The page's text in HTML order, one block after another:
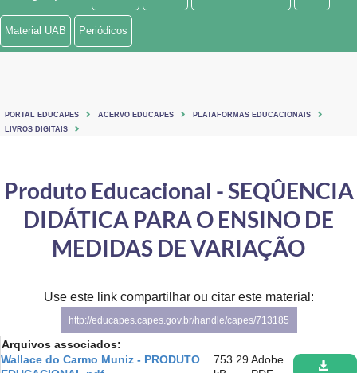
Ministério de Minas e Energia
Ministério do Turismo
Controladoria-Geral da União
Secretaria de Governo
Gabinete de Segurança Institucional
Material UAB Periódicos
PORTAL EDUCAPES ACERVO EDUCAPES
PLATAFORMAS EDUCACIONAIS
LIVROS DIGITAIS
Produto Educacional - SEQÛENCIA
DIDÁTICA PARA O ENSINO DE
MEDIDAS DE VARIAÇÃO
Use este link compartilhar ou citar este material:
http://educapes.capes.gov.br/handle/capes/713185
Arquivos associados:
Wallace do Carmo Muniz - PRODUTO
753.29Adobe